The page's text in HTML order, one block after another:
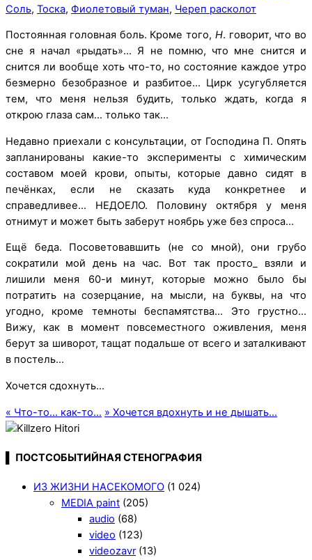
Соль, Тоска, Фиолетовый туман, Череп расколот
Постоянная головная боль. Кроме того, Н. говорит, что во
сне я начал «рыдать»… Я не помню, что мне снится и
снится ли вообще хоть что-то, но состояние каждое утро
безмерно безобразное и разбитое… Цирк усугубляется
тем, что меня нельзя будить, только ждать, когда я
открою глаза сам… только так…
Недавно приехали с консультации, от Господина П. Опять
запланированы какие-то эксперименты с химическим
составом моей крови, опыты, которые давно сидят в
печёнках, если не сказать куда конкретнее и
справедливее… НЕДОЕЛО. Половину октября у меня
отнимут и может быть заберут ноябрь уже без спроса…
Ещё беда. Посоветовавшить (не со мной), они грубо
сократили мой день на час. Вот так просто_ взяли и
лишили меня 60-и минут, которые можно было бы
потратить на созерцание, на мысли, на буквы, на что
угодно, кроме темноты беспамятства… Это грустно…
Вижу, как в момент повсеместного оживления, меня
берут за шиворот, тащат подальше от всего и заталкивают
в постель…
Хочется сдохнуть…
« Что-то… как-то… » Хочется вдохнуть и не дышать…
▌ ПОСТСОБЫТИЙНАЯ СТЕНОГРАФИЯ
ИЗ ЖИЗНИ НАСЕКОМОГО (1 024)
MEDIA paint (205)
audio (68)
video (123)
videozavr (13)